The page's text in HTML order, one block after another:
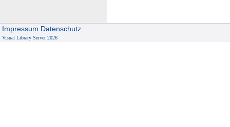
Impressum Datenschutz
Visual Library Server 2026